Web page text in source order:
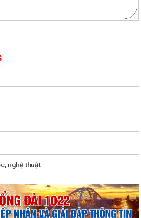
nghệ thuật
Tứ Cường
THANH MIỆN SẴN SÀNG TRANH TÀI TẠI GIẢI
PHỐ HẢI PHÒNG...